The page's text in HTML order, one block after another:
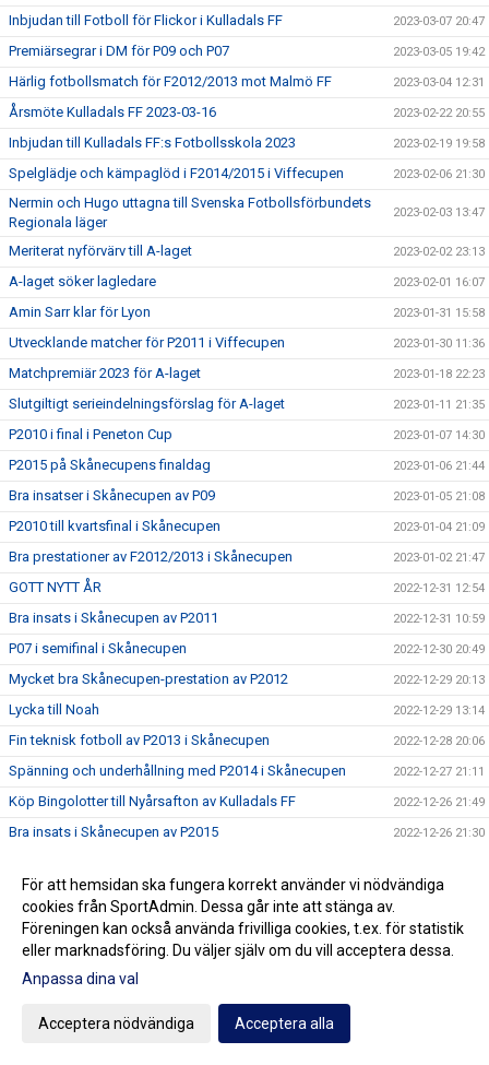
Inbjudan till Fotboll för Flickor i Kulladals FF 2023-03-07 20:47
Premiärsegrar i DM för P09 och P07 2023-03-05 19:42
Härlig fotbollsmatch för F2012/2013 mot Malmö FF 2023-03-04 12:31
Årsmöte Kulladals FF 2023-03-16 2023-02-22 20:55
Inbjudan till Kulladals FF:s Fotbollsskola 2023 2023-02-19 19:58
Spelglädje och kämpaglöd i F2014/2015 i Viffecupen 2023-02-06 21:30
Nermin och Hugo uttagna till Svenska Fotbollsförbundets
Regionala läger
2023-02-03 13:47
Meriterat nyförvärv till A-laget 2023-02-02 23:13
A-laget söker lagledare 2023-02-01 16:07
Amin Sarr klar för Lyon 2023-01-31 15:58
Utvecklande matcher för P2011 i Viffecupen 2023-01-30 11:36
Matchpremiär 2023 för A-laget 2023-01-18 22:23
Slutgiltigt serieindelningsförslag för A-laget 2023-01-11 21:35
P2010 i final i Peneton Cup 2023-01-07 14:30
P2015 på Skånecupens finaldag 2023-01-06 21:44
Bra insatser i Skånecupen av P09 2023-01-05 21:08
P2010 till kvartsfinal i Skånecupen 2023-01-04 21:09
Bra prestationer av F2012/2013 i Skånecupen 2023-01-02 21:47
GOTT NYTT ÅR 2022-12-31 12:54
Bra insats i Skånecupen av P2011 2022-12-31 10:59
P07 i semifinal i Skånecupen 2022-12-30 20:49
Mycket bra Skånecupen-prestation av P2012 2022-12-29 20:13
Lycka till Noah 2022-12-29 13:14
Fin teknisk fotboll av P2013 i Skånecupen 2022-12-28 20:06
Spänning och underhållning med P2014 i Skånecupen 2022-12-27 21:11
Köp Bingolotter till Nyårsafton av Kulladals FF 2022-12-26 21:49
Bra insats i Skånecupen av P2015 2022-12-26 21:30
Resultat Dragning Kulladals FF Jullotteri 2022 2022-12-21 13:30
P2010 avslutade säsongen med beachvolleyboll 2022-12-17 21:21
Köp era Jul-Bingolotter av Kulladals FF vid ICA Kvantum
Malmborgs Mobilia
Nyförvärv och återvändare till A-laget
Cupseger för P09
För att hemsidan ska fungera korrekt använder vi nödvändiga
cookies från SportAdmin. Dessa går inte att stänga av.
Föreningen kan också använda frivilliga cookies, t.ex. för statistik
eller marknadsföring. Du väljer själv om du vill acceptera dessa.
Anpassa dina val
Acceptera nödvändiga Acceptera alla